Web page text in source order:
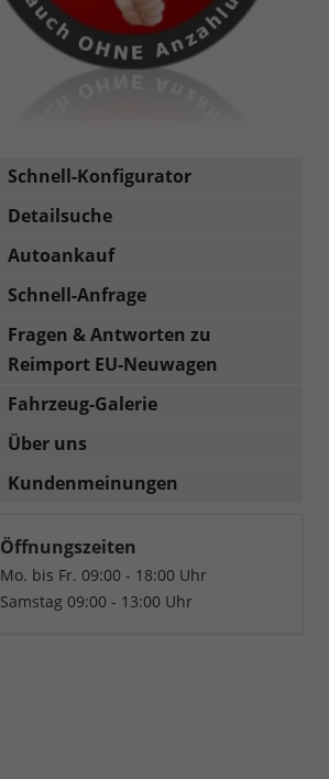
Schnell-Konfigurator
Detailsuche
Autoankauf
Schnell-Anfrage
Fragen & Antworten zu
Reimport EU-Neuwagen
Fahrzeug-Galerie
Über uns
Kundenmeinungen
Öffnungszeiten
Mo. bis Fr. 09:00 - 18:00 Uhr
Samstag 09:00 - 13:00 Uhr